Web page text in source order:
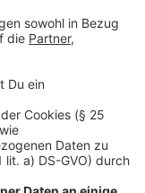
nicht